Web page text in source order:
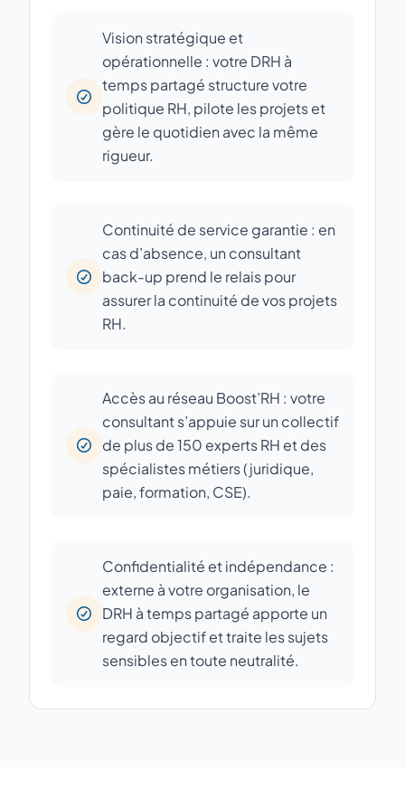
Vision stratégique et
opérationnelle : votre DRH à
temps partagé structure votre
politique RH, pilote les projets et
gère le quotidien avec la même
rigueur.
Continuité de service garantie : en
cas d’absence, un consultant
back-up prend le relais pour
assurer la continuité de vos projets
RH.
Accès au réseau Boost’RH : votre
consultant s’appuie sur un collectif
de plus de 150 experts RH et des
spécialistes métiers (juridique,
paie, formation, CSE).
Confidentialité et indépendance :
externe à votre organisation, le
DRH à temps partagé apporte un
regard objectif et traite les sujets
sensibles en toute neutralité.